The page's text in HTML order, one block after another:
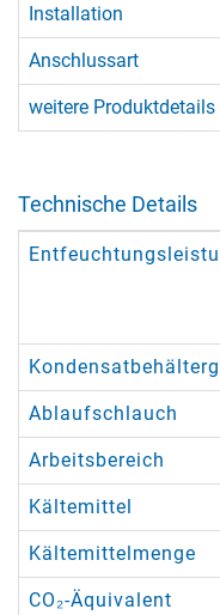
Installation
Anschlussart
weitere Produktdetails
Technische Details
Ablaufschlauch
Arbeitsbereich
Kältemittel
Kältemittelmenge
CO₂-Äquivalent